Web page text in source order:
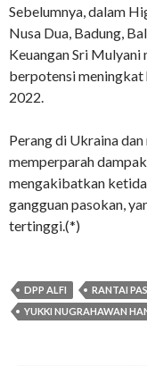
Sebelumnya, dalam
Nusa Dua, Badung,
Keuangan Sri
berpotensi meningkat
2022.
Perang di Ukraina
memperparah
mengakibatkan
gangguan pasokan,
tertinggi.(*)
DPP ALFI
RANTAI
YUKKI NUGRAHAWAN